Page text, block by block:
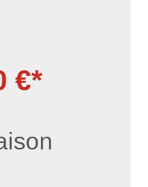
€*